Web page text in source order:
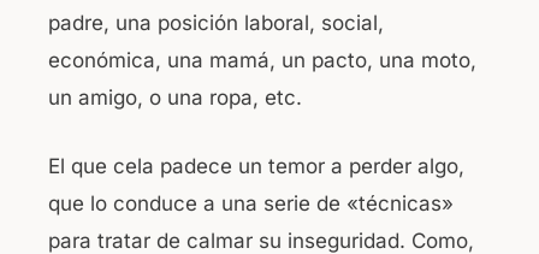
padre, una posición laboral, social,
económica, una mamá, un pacto, una moto,
un amigo, o una ropa, etc.
El que cela padece un temor a perder algo,
que lo conduce a una serie de «técnicas»
para tratar de calmar su inseguridad. Como,